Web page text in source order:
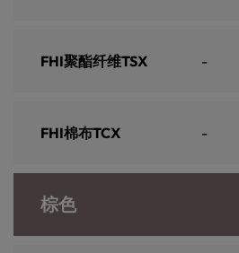
FHI聚酯纤维TSX -
FHI棉布TCX -
棕色